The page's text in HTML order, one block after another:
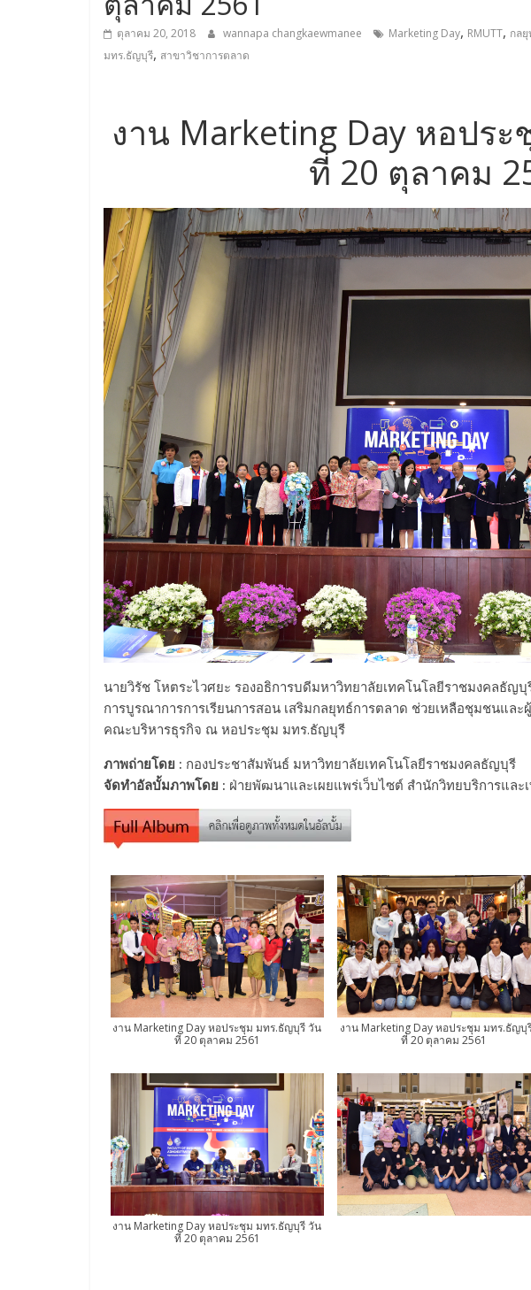
ตุลาคม 20, 2018 wannapa changkaewmanee Marketing Day, RMUTT, กล
มทร.ธัญบุรี, สาขาวิชาการตลาด
งาน Marketing Day หอปร
ที่ 20 ตุลาคม
นายวิรัช โหตระไวศยะ รองอธิการบดีมหาวิทยาลัยเทคโนโลยีราชมงคลธัญบุ
การบูรณาการการเรียนการสอน เสริมกลยุทธ์การตลาด ช่วยเหลือชุมชนแล
คณะบริหารธุรกิจ ณ หอประชุม มทร.ธัญบุรี
ภาพถ่ายโดย : กองประชาสัมพันธ์ มหาวิทยาลัยเทคโนโลยีราชมงคลธัญบุรี
จัดทำอัลบั้มภาพโดย : ฝ่ายพัฒนาและเผยแพร่เว็บไซต์ สำนักวิทยบริการแล
งาน Marketing Day หอประชุม มทร.ธัญบุรี วัน
ที่ 20 ตุลาคม 2561
งาน Marketing Day หอประชุม มทร.ธัญบุ
ที่ 20 ตุลาคม 2561
งาน Marketing Day หอประชุม มทร.ธัญบุรี วัน
ที่ 20 ตุลาคม 2561